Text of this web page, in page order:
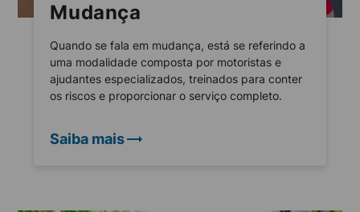
Mudança
Quando se fala em mudança, está se referindo a
uma modalidade composta por motoristas e
ajudantes especializados, treinados para conter
os riscos e proporcionar o serviço completo.
Saiba mais